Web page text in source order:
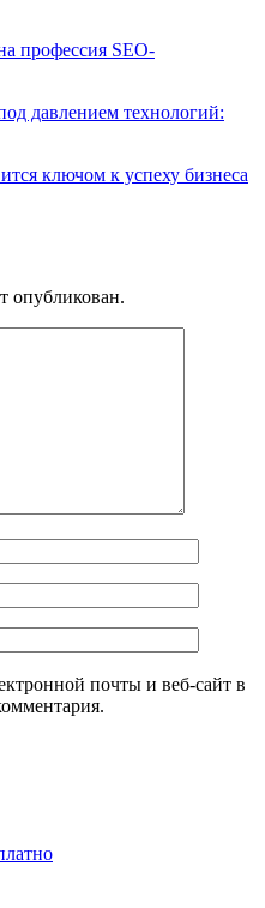
профессия SEO-
давлением технологий:
ключом к успеху бизнеса
опубликован.
почты и веб-сайт в